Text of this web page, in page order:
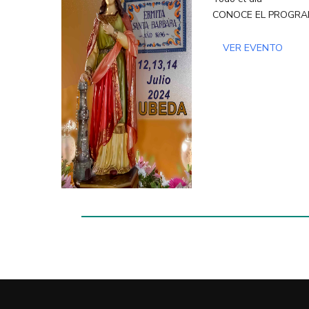
CONOCE EL
VER EVENTO